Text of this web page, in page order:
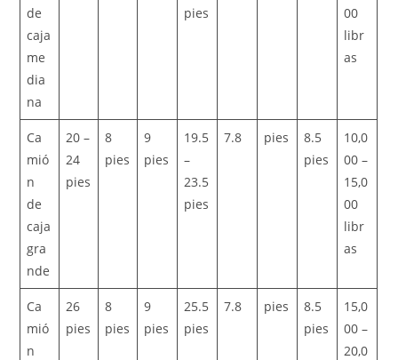
de
caja
me
dia
na
pies
00
libr
as
Ca
mió
n
de
caja
gra
nde
20 –
24
pies
8
pies
9
pies
19.5
–
23.5
pies
7.8 pies
8.5
pies
10,0
00 –
15,0
00
libr
as
Ca
mió
n
26
pies
8
pies
9
pies
25.5
pies
7.8 pies
8.5
pies
15,0
00 –
20,0